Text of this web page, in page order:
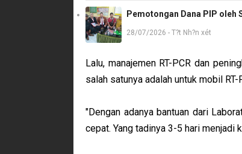
Pemotongan Dana PIP oleh
28/07/2026 - T?t Nh?n xét
Lalu, manajemen RT-PCR dan
salah satunya adalah untuk mobil RT-
"Dengan adanya bantuan dari
cepat. Yang tadinya 3-5 hari menjadi